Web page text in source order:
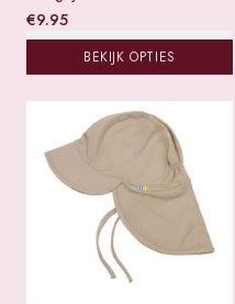
€9.95
BEKIJK OPTIES